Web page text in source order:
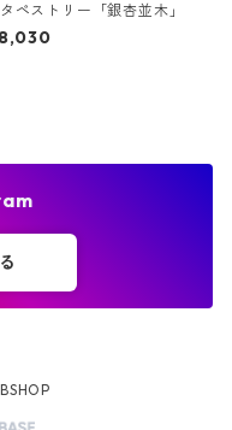
ペストリー「銀杏並木」